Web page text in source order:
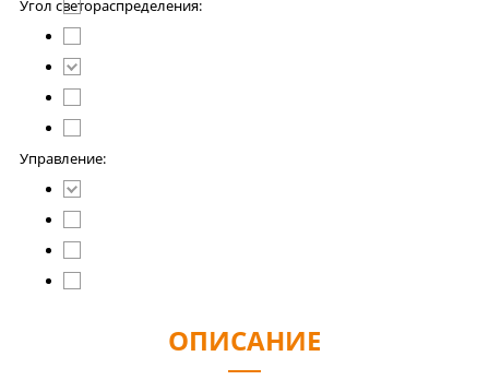
Угол светораспределения:
Управление:
ОПИСАНИЕ